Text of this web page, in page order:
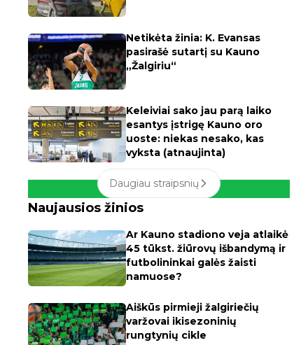
Netikėta žinia: K. Evansas
pasirašė sutartį su Kauno
„Žalgiriu“
Keleiviai sako jau parą laiko
esantys įstrigę Kauno oro
uoste: niekas nesako, kas
vyksta (atnaujinta)
Daugiau straipsnių
Naujausios žinios
Ar Kauno stadiono veja atlaikė
45 tūkst. žiūrovų išbandymą ir
futbolininkai galės žaisti
namuose?
Aiškūs pirmieji žalgiriečių
varžovai ikisezoninių
rungtynių cikle